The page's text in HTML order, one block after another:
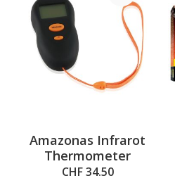
Amazonas Infrarot
Thermometer
CHF 34.50